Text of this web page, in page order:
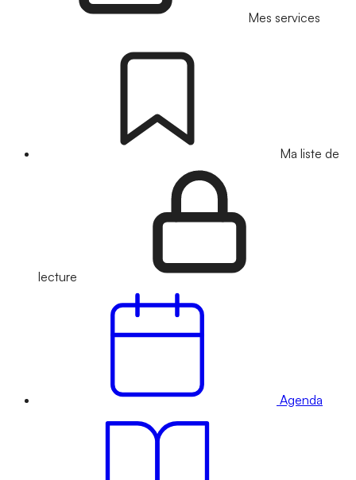
Mes services
Ma liste de
lecture
Agenda